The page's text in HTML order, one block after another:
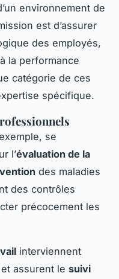
environnement de
est d’assurer
des employés,
la performance
catégorie de ces
spécifique.
se
l’évaluation de la
des maladies
des contrôles
précocement les
interviennent
assurent le suivi